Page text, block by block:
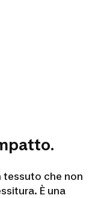
tessuto che non
È una